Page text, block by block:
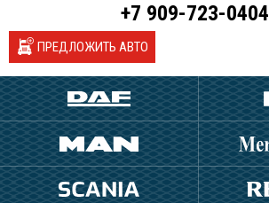
+7 909-723-0404
ПРЕДЛОЖИТЬ АВТО